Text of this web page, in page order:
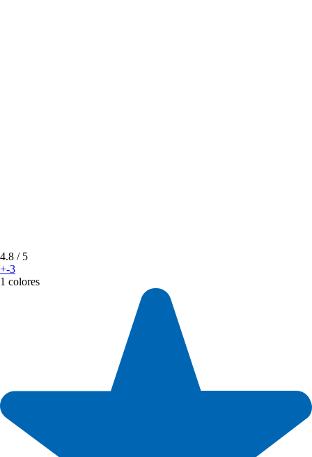
4.8 / 5
+-3
1 colores